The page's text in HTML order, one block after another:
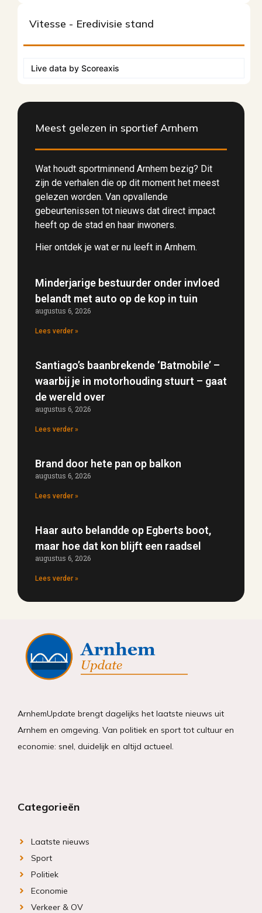
Vitesse - Eredivisie stand
Live data by Scoreaxis
Meest gelezen in sportief Arnhem
Wat houdt sportminnend Arnhem bezig? Dit
zijn de verhalen die op dit moment het meest
gelezen worden. Van opvallende
gebeurtenissen tot nieuws dat direct impact
heeft op de stad en haar inwoners.
Hier ontdek je wat er nu leeft in Arnhem.
Minderjarige bestuurder onder invloed
belandt met auto op de kop in tuin
augustus 6, 2026
Lees verder »
Santiago’s baanbrekende ‘Batmobile’ –
waarbij je in motorhouding stuurt – gaat
de wereld over
augustus 6, 2026
Lees verder »
Brand door hete pan op balkon
augustus 6, 2026
Lees verder »
Haar auto belandde op Egberts boot,
maar hoe dat kon blijft een raadsel
augustus 6, 2026
Lees verder »
ArnhemUpdate brengt dagelijks het laatste nieuws uit
Arnhem en omgeving. Van politiek en sport tot cultuur en
economie: snel, duidelijk en altijd actueel.
Categorieën
Laatste nieuws
Sport
Politiek
Economie
Verkeer & OV